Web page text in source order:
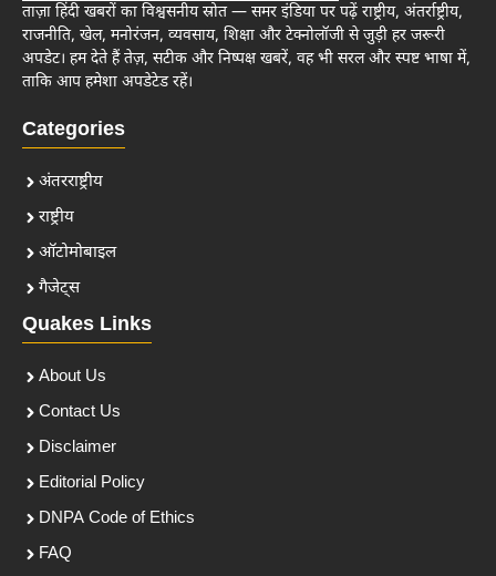
ताज़ा हिंदी खबरों का विश्वसनीय स्रोत — समर इंडिया पर पढ़ें राष्ट्रीय, अंतर्राष्ट्रीय,
राजनीति, खेल, मनोरंजन, व्यवसाय, शिक्षा और टेक्नोलॉजी से जुड़ी हर जरूरी
अपडेट। हम देते हैं तेज़, सटीक और निष्पक्ष खबरें, वह भी सरल और स्पष्ट भाषा में,
ताकि आप हमेशा अपडेटेड रहें।
Categories
अंतरराष्ट्रीय
राष्ट्रीय
ऑटोमोबाइल
गैजेट्स
Quakes Links
About Us
Contact Us
Disclaimer
Editorial Policy
DNPA Code of Ethics
FAQ